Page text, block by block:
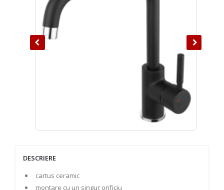
DESCRIERE
cartus ceramic
montare cu un singur orificiu